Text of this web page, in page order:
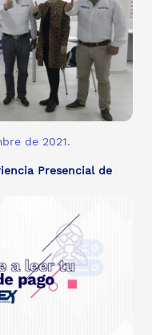
de 2021.
Presencial de